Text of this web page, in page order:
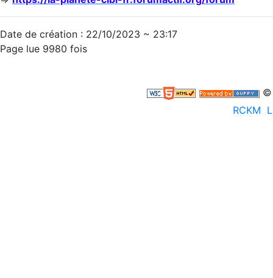
Date de création : 22/10/2023 ~ 23:17
Page lue 9980 fois
©
RCKM